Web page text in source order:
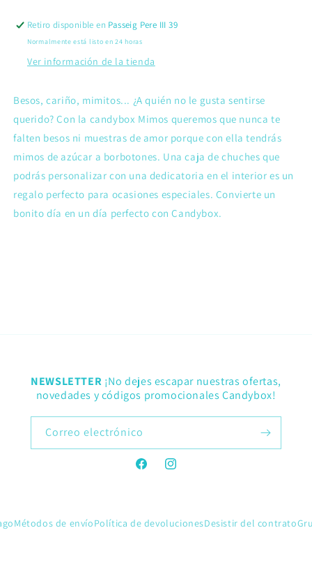
Retiro disponible en Passeig Pere III 39
Normalmente está listo en 24 horas
Ver información de la tienda
Besos, cariño, mimitos... ¿A quién no le gusta sentirse
querido? Con la candybox Mimos queremos que nunca te
falten besos ni muestras de amor porque con ella tendrás
mimos de azúcar a borbotones. Una caja de chuches que
podrás personalizar con una dedicatoria en el interior es un
regalo perfecto para ocasiones especiales. Convierte un
bonito día en un día perfecto con Candybox.
Métodos de envíoPolítica de devolucionesDesistir del contrato
NEWSLETTER ¡No dejes escapar nuestras ofertas,
novedades y códigos promocionales Candybox!
Correo electrónico
FacebookInstagram